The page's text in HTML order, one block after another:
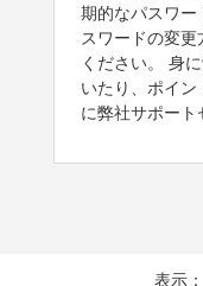
期的なパスワー
スワードの変更
ください。 身
いたり、ポイ
に弊社サポー
表示